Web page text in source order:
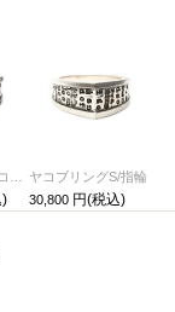
ヤコブリングS/指輪
30,800